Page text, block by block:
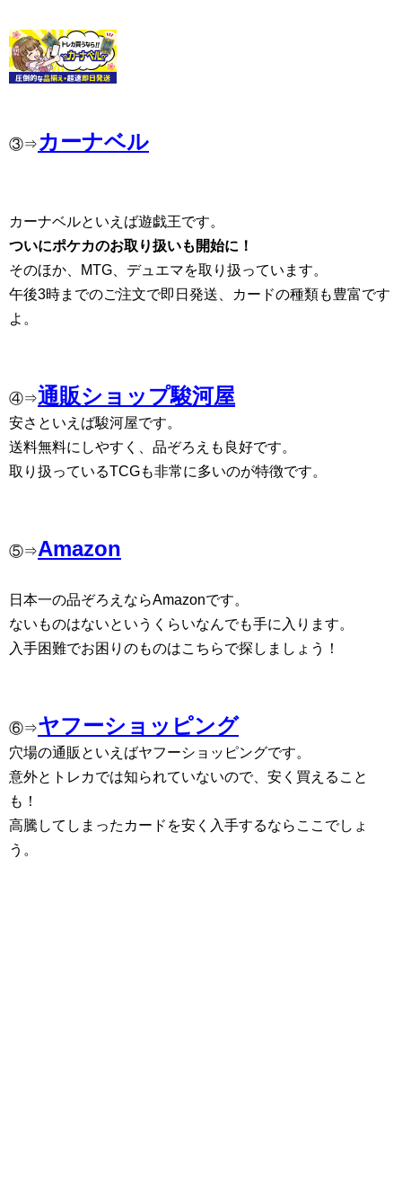
③⇒ カーナベル
カーナベルといえば遊戯王です。
ついにポケカのお取り扱いも開始に！
そのほか、MTG、デュエマを取り扱っています。
午後3時までのご注文で即日発送、カードの種類も豊富です
よ。
④⇒通販ショップ駿河屋
安さといえば駿河屋です。
送料無料にしやすく、品ぞろえも良好です。
取り扱っているTCGも非常に多いのが特徴です。
⑤⇒Amazon
日本一の品ぞろえならAmazonです。
ないものはないというくらいなんでも手に入ります。
入手困難でお困りのものはこちらで探しましょう！
⑥⇒ヤフーショッピング
穴場の通販といえばヤフーショッピングです。
意外とトレカでは知られていないので、安く買えること
も！
高騰してしまったカードを安く入手するならここでしょ
う。